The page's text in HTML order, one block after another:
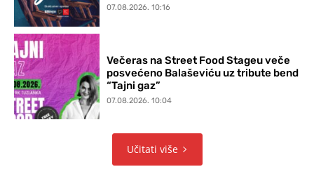
07.08.2026. 10:16
Večeras na Street Food Stageu veče
posvećeno Balaševiću uz tribute bend
“Tajni gaz”
07.08.2026. 10:04
Učitati više